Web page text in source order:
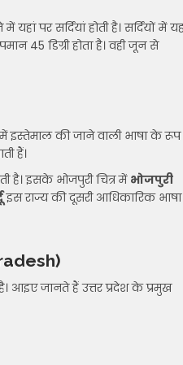
पर सर्दियां होती है। सर्दियों में
45 डिग्री होता है। वही जून से
इस्तेमाल की जाने वाली भाषा के रूप
हैं।
है। इसके भोजपुरी चित्र में भोजपुरी
इस राज्य की दूसरी आधिकारिक भाषा
आइए जानते हैं उत्तर प्रदेश के प्रमुख